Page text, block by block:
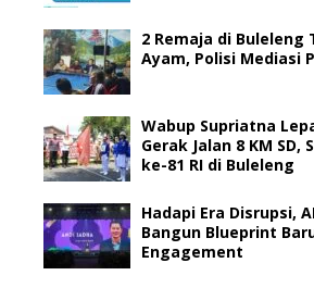
2 Remaja di Buleleng
Ayam, Polisi Mediasi
Wabup Supriatna
Gerak Jalan 8 KM SD,
ke-81 RI di Buleleng
Hadapi Era Disrupsi,
Bangun Blueprint
Engagement